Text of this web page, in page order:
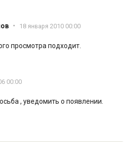
• 18 января 2010 00:00
просмотра подходит.
00:00
, уведомить о появлении.